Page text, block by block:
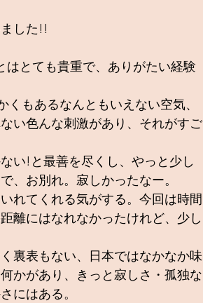
した!!
とても貴重で、ありがたい経験
もあるなんともいえない空気、
い色んな刺激があり、それがすご
い!と最善を尽くし、やっと少し
、お別れ。寂しかったなー。
れてくれる気がする。今回は時間
離にはなれなかったけれど、少し
裏表もない、日本ではなかなか味
かがあり、きっと寂しさ・孤独な
にはある。